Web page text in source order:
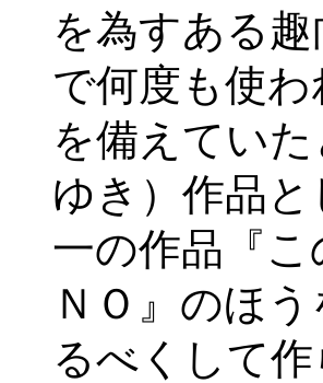
を為すある
で何度も使
を備えてい
ゆき）作品
一の作品『
ＮＯ』のほ
るべくして